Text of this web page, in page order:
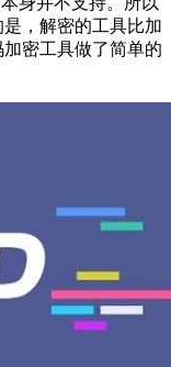
，解密的工具比加
密工具做了简单的